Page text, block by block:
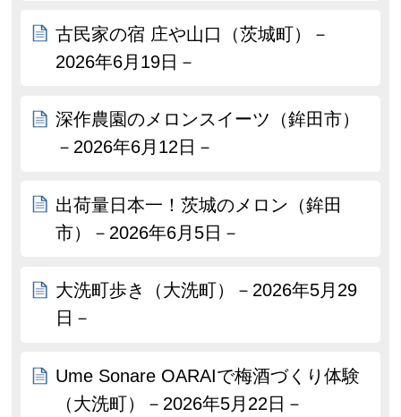
古民家の宿 庄や山口（茨城町）－
2026年6月19日－
深作農園のメロンスイーツ（鉾田市）
－2026年6月12日－
出荷量日本一！茨城のメロン（鉾田
市）－2026年6月5日－
大洗町歩き（大洗町）－2026年5月29
日－
Ume Sonare OARAIで梅酒づくり体験
（大洗町）－2026年5月22日－